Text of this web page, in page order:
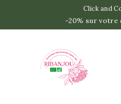
Click and
-20% sur votre